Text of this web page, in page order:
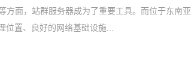
方面，站群服务器成为了重要工具。而位于东南亚
位置、良好的网络基础设施...